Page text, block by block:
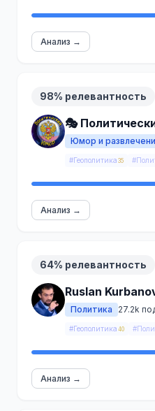
Анализ →
98% релевантность
🎭
Юмор и
#Геополитика 35
Анализ →
64% релевантность
Ruslan
Политика 27.2k
#Геополитика 40
Анализ →